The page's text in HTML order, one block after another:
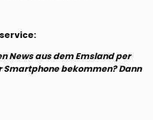
News aus dem Emsland per
Smartphone bekommen? Dann